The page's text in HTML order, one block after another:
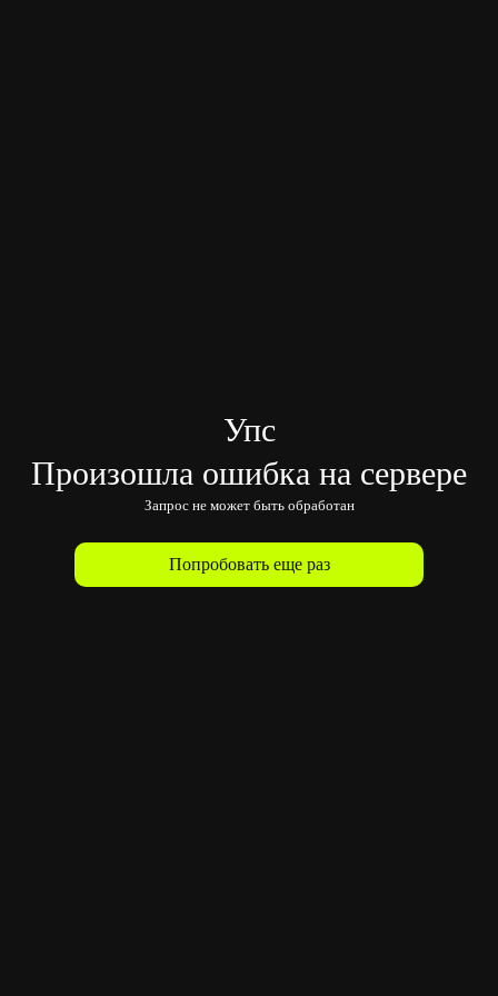
Упс
Произошла ошибка на сервере
Запрос не может быть обработан
Попробовать еще раз